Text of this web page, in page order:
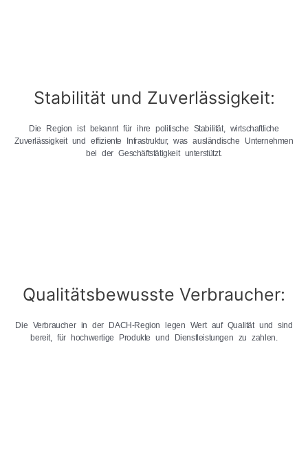
Stabilität und Zuverlässigkeit:
Die Region ist bekannt für ihre politische Stabilität, wirtschaftliche
Zuverlässigkeit und effiziente Infrastruktur, was ausländische Unternehmen
bei der Geschäftstätigkeit unterstützt.
Qualitätsbewusste Verbraucher:
Die Verbraucher in der DACH-Region legen Wert auf Qualität und sind
bereit, für hochwertige Produkte und Dienstleistungen zu zahlen.